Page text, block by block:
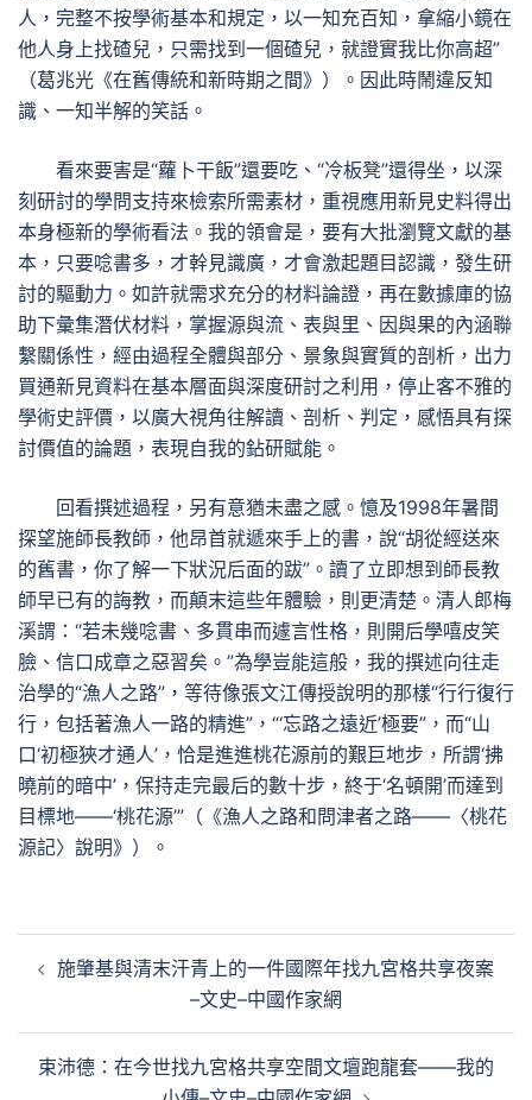
人，完整不按學術基本和規定，以一知充百知，拿縮小鏡在
他人身上找碴兒，只需找到一個碴兒，就證實我比你高超”
（葛兆光《在舊傳統和新時期之間》）。因此時鬧違反知
識、一知半解的笑話。
看來要害是“蘿卜干飯”還要吃、“冷板凳”還得坐，以深
刻研討的學問支持來檢索所需素材，重視應用新見史料得出
本身極新的學術看法。我的領會是，要有大批瀏覽文獻的基
本，只要唸書多，才幹見識廣，才會激起題目認識，發生研
討的驅動力。如許就需求充分的材料論證，再在數據庫的協
助下彙集潛伏材料，掌握源與流、表與里、因與果的內涵聯
繫關係性，經由過程全體與部分、景象與實質的剖析，出力
買通新見資料在基本層面與深度研討之利用，停止客不雅的
學術史評價，以廣大視角往解讀、剖析、判定，感悟具有探
討價值的論題，表現自我的鉆研賦能。
回看撰述過程，另有意猶未盡之感。憶及1998年暑間
探望施師長教師，他昂首就遞來手上的書，說“胡從經送來
的舊書，你了解一下狀況后面的跋”。讀了立即想到師長教
師早已有的誨教，而顛末這些年體驗，則更清楚。清人郎梅
溪謂：“若未幾唸書、多貫串而遽言性格，則開后學嘻皮笑
臉、信口成章之惡習矣。”為學豈能這般，我的撰述向往走
治學的“漁人之路”，等待像張文江傳授說明的那樣“行行復行
行，包括著漁人一路的精進”，“‘忘路之遠近’極要”，而“山
口‘初極狹才通人’，恰是進進桃花源前的艱巨地步，所謂‘拂
曉前的暗中’，保持走完最后的數十步，終于‘名頓開’而達到
目標地——‘桃花源’”（《漁人之路和問津者之路——〈桃花
源記〉說明》）。
章 施肇基與清末汗青上的一件國際年找九宮格共享夜案
–文史–中國作家網
束沛德：在今世找九宮格共享空間文壇跑龍套——我的